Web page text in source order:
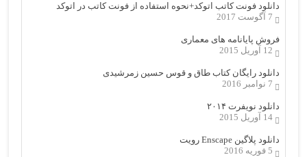
دانلود فونت کاتب اتوکد+نحوه استفاده از فونت کاتب در اتوکد
7 آگوست 2017
فروش پایانامه های معماری
12 آوریل 2015
دانلود رایگان کتاب طاق و قوس حسین زمرشیدی
7 نوامبر 2016
دانلود نویفرت ۲۰۱۴
14 آوریل 2015
دانلود پلاگین Enscape رویت
5 فوریه 2016